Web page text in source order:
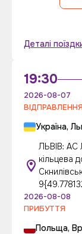
Деталі
19:30
2026-08-07
ВІДПРАВЛЕННЯ
Україна,
ЛЬВІВ: АС
кільцева
2026-08-08
ПРИБУТТЯ
Польща,